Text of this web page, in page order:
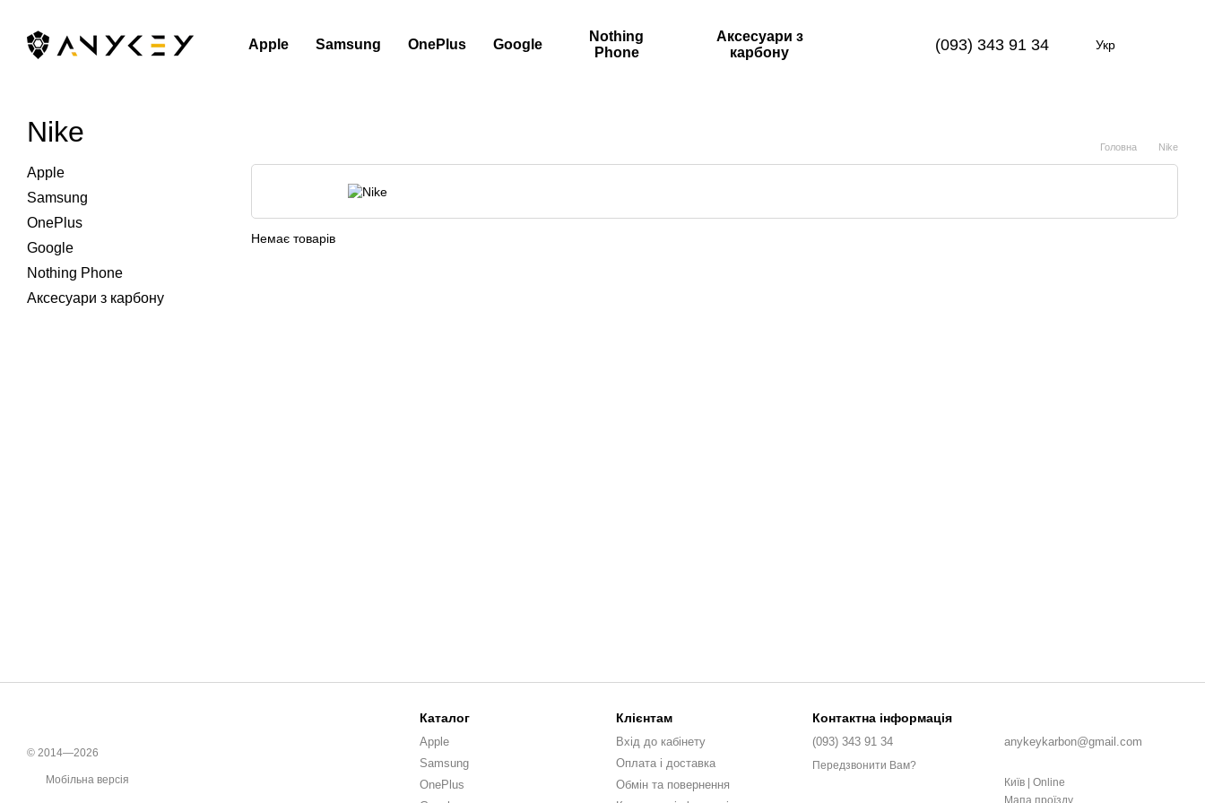
Apple Samsung OnePlus Google
Nothing
Phone
Аксесуари з
карбону
(093) 343 91 34 Укр
Nike Головна Nike
Немає товарів
Apple
Samsung
OnePlus
Google
Nothing Phone
Аксесуари з карбону
© 2014—2026
Мобільна версія
Каталог
Apple
Samsung
OnePlus
Клієнтам
Вхід до кабінету
Оплата і доставка
Обмін та повернення
Контактна інформація
(093) 343 91 34
Передзвонити Вам?
anykeykarbon@gmail.com
Київ | Online
Мапа проїзду